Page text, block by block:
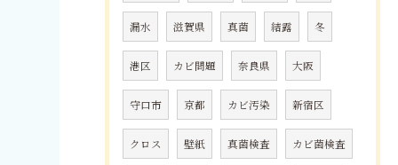
漏水 滋賀県 真菌 結露 冬
港区 カビ問題 奈良県 大阪
守口市 京都 カビ汚染 新宿区
クロス 壁紙 真菌検査 カビ菌検査